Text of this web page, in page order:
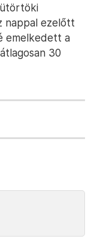
nappal ezelőtt
emelkedett a
30